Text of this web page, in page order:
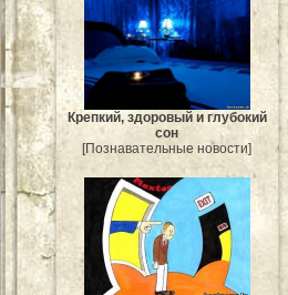
Крепкий, здоровый и глубокий
сон
[Познавательные новости]